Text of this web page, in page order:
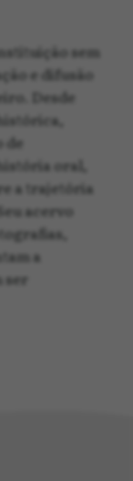
sem
e difusão
Desde
de
oral,
a trajetória
acervo
a
ser